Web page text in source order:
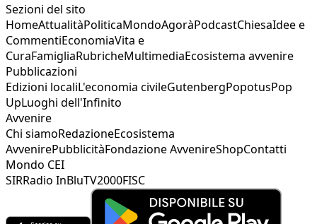
Sezioni del sito
HomeAttualitàPoliticaMondoAgoràPodcastChiesaIdee e
CommentiEconomiaVita e
CuraFamigliaRubricheMultimediaEcosistema avvenire
Pubblicazioni
Edizioni localiL'economia civileGutenbergPopotusPop
UpLuoghi dell'Infinito
Avvenire
Chi siamoRedazioneEcosistema
AvvenirePubblicitàFondazione AvvenireShopContatti
Mondo CEI
SIRRadio InBluTV2000FISC